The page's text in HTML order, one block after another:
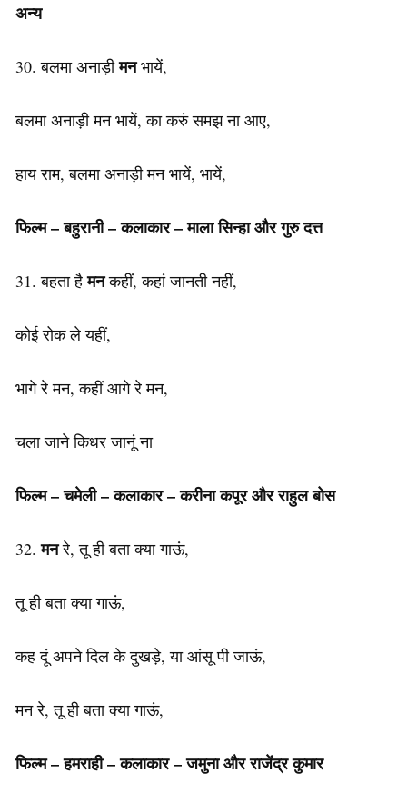
अन्य
30. बलमा अनाड़ीमनभायें,
बलमा अनाड़ी मन भायें, का करुं समझ ना आए,
हाय राम, बलमा अनाड़ी मन भायें, भायें,
फिल्म – बहुरानी –कलाकार– माला सिन्हा और गुरु दत्त
31. बहता हैमनकहीं, कहां जानती नहीं,
कोई रोक ले यहीं,
भागे रे मन, कहीं आगे रे मन,
चला जाने किधर जानूं ना
फिल्म – चमेली –कलाकार– करीना कपूर और राहुल बोस
32.मनरे, तू ही बता क्या गाऊं,
तू ही बता क्या गाऊं,
कह दूं अपने दिल के दुखड़े, या आंसू पी जाऊं,
मन रे, तू ही बता क्या गाऊं,
फिल्म – हमराही –कलाकार– जमुना और राजेंद्र कुमार